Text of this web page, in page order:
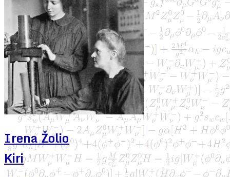
Irena Žolio
Kiri